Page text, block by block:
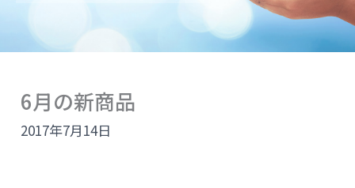
6月の新商品
2017年7月14日